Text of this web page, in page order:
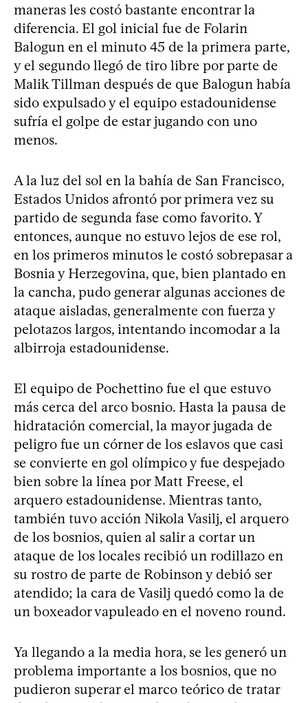
maneras les costó bastante encontrar la
diferencia. El gol inicial fue de Folarin
Balogun en el minuto 45 de la primera parte,
y el segundo llegó de tiro libre por parte de
Malik Tillman después de que Balogun había
sido expulsado y el equipo estadounidense
sufría el golpe de estar jugando con uno
menos.
A la luz del sol en la bahía de San Francisco,
Estados Unidos afrontó por primera vez su
partido de segunda fase como favorito. Y
entonces, aunque no estuvo lejos de ese rol,
en los primeros minutos le costó sobrepasar a
Bosnia y Herzegovina, que, bien plantado en
la cancha, pudo generar algunas acciones de
ataque aisladas, generalmente con fuerza y
pelotazos largos, intentando incomodar a la
albirroja estadounidense.
El equipo de Pochettino fue el que estuvo
más cerca del arco bosnio. Hasta la pausa de
hidratación comercial, la mayor jugada de
peligro fue un córner de los eslavos que casi
se convierte en gol olímpico y fue despejado
bien sobre la línea por Matt Freese, el
arquero estadounidense. Mientras tanto,
también tuvo acción Nikola Vasilj, el arquero
de los bosnios, quien al salir a cortar un
ataque de los locales recibió un rodillazo en
su rostro de parte de Robinson y debió ser
atendido; la cara de Vasilj quedó como la de
un boxeador vapuleado en el noveno round.
Ya llegando a la media hora, se les generó un
problema importante a los bosnios, que no
pudieron superar el marco teórico de tratar